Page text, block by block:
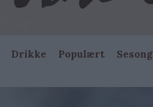
Drikke Populært Sesong